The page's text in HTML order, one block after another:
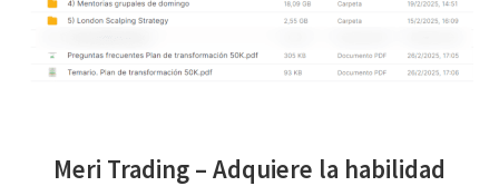
Meri Trading – Adquiere la habilidad